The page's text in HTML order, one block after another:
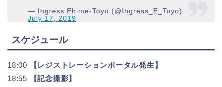
— Ingress Ehime-Toyo (@Ingress_E_Toyo)
July 17, 2019
スケジュール
18:00
【レジストレーションポータル発生】
18:55
【記念撮影】